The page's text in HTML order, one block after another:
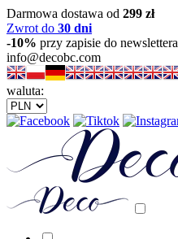
Darmowa dostawa od 299 zł
Zwrot do 30 dni
-10% przy zapisie do newslettera
info@decobc.com
waluta: